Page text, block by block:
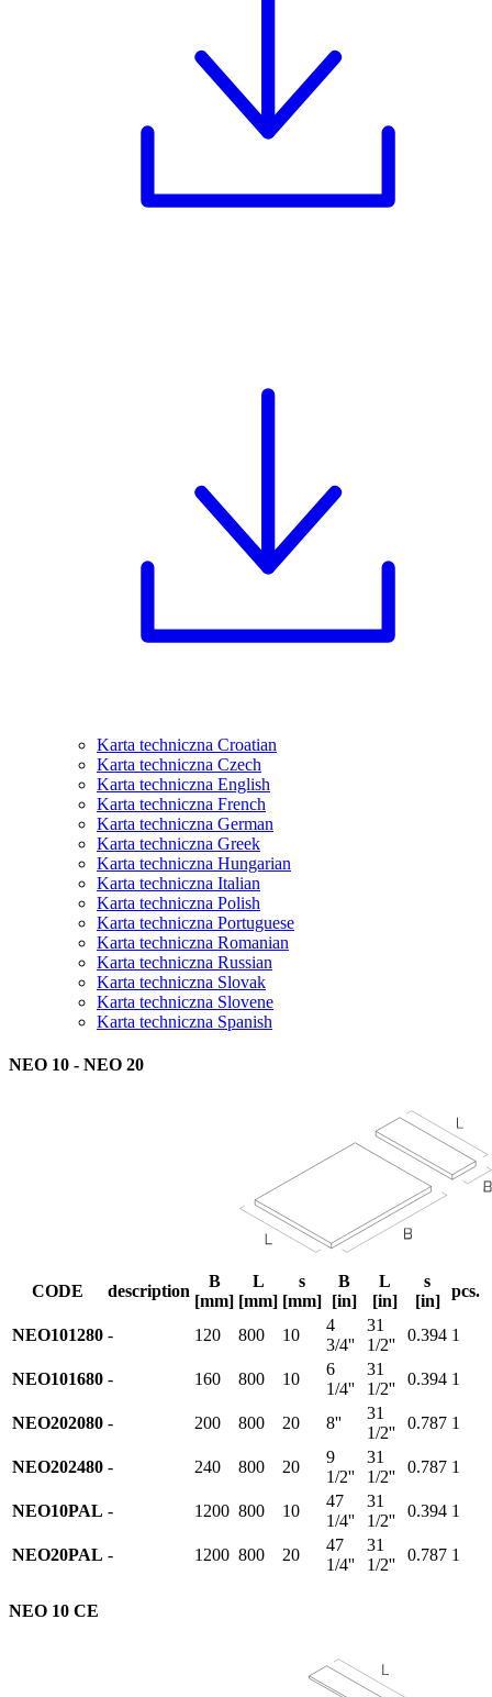
Karta techniczna Croatian
Karta techniczna Czech
Karta techniczna English
Karta techniczna French
Karta techniczna German
Karta techniczna Greek
Karta techniczna Hungarian
Karta techniczna Italian
Karta techniczna Polish
Karta techniczna Portuguese
Karta techniczna Romanian
Karta techniczna Russian
Karta techniczna Slovak
Karta techniczna Slovene
Karta techniczna Spanish
NEO 10 - NEO 20
CODE description
B
[mm]
L
[mm]
s
[mm]
B
[in]
L
[in]
s
[in]
pcs.
NEO101280 - 120 800 10
4
3/4''
31
1/2''
0.394 1
NEO101680 - 160 800 10
6
1/4''
31
1/2''
0.394 1
NEO202080 - 200 800 20 8''
31
1/2''
0.787 1
NEO202480 - 240 800 20
9
1/2''
31
1/2''
0.787 1
NEO10PAL - 1200 800 10
47
1/4''
31
1/2''
0.394 1
NEO20PAL - 1200 800 20
47
1/4''
31
1/2''
0.787 1
NEO 10 CE